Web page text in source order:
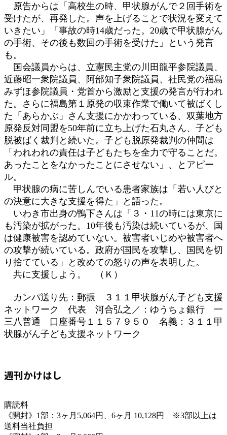
原告からは「高校生の時、甲状腺がんで２回手術を
受けたが、再発した。声を上げることで状況を変えて
いきたい」「事故の時14歳だった。20歳で甲状腺がん
の手術、その後も数回の手術を受けた」という発言
も。
国会議員からは、立憲民主党の川田龍平参院議員、
近藤昭一衆院議員、阿部知子衆院議員、社民党の福島
みずほ参院議員・党首から激励と支援の発言が行われ
た。さらに福島第１原発の収束作業で働いて被ばくし
た「あらかぶ」さん支援にかかわっている、双葉地方
原発反対同盟を50年前に立ち上げた石丸さん、子ども
脱被ばく裁判と続いた。子ども脱原発裁判の仲間は
「われわれの責任は子どもたちを全力で守ることだ。
あったことをなかったことにさせない」、とアピー
ル。
甲状腺の病に苦しんでいる患者家族は「若い人びと
の決意に大きな支援を得た」と語った。
いわき市出身の鴨下さんは「３・11の時には東京に
も汚染が拡がった。10年後も汚染は続いているが、国
は健康被害を認めていない。被害者いじめや被害者へ
の攻撃が続いている。政府が国民を攻撃し、国民を切
り捨てている」と改めての怒りの声を表明した。
共に支援しよう。 （Ｋ）
カンパ送り先：郵振 ３１１甲状腺がん子ども支援
ネットワーク 代表 河合弘之／：ゆうちょ銀行 一
三八普通 口座番号１１５７９５０ 名義：３１１甲
状腺がん子ども支援ネットワーク
週刊かけはし
購読料
《開封》1部：3ヶ月5,064円、6ヶ月 10,128円 ※3部以上は
送料当社負担